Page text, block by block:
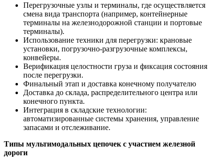
Перегрузочные узлы и терминалы, где осуществляется
смена вида транспорта (например, контейнерные
терминалы на железнодорожной станции и портовые
терминалы).
Использование техники для перегрузки: крановые
установки, погрузочно-разгрузочные комплексы,
конвейеры.
Верификация целостности груза и фиксация состояния
после перегрузки.
Финальный этап и доставка конечному получателю
Доставка до склада, распределительного центра или
конечного пункта.
Интеграция в складские технологии:
автоматизированные системы хранения, управление
запасами и отслеживание.
Типы мультимодальных цепочек с участием железной
дороги